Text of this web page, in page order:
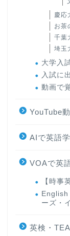
慶応
お茶
千葉
埼玉
大学入
入試に
動画で
YouTube
AIで英語
VOAで英
【時事
English
ーズ・
英検・